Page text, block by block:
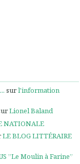
surl'information
Lionel Baland
NATIONALE
LE BLOG LITTÉRAIRE
”Le Moulin à Farine”